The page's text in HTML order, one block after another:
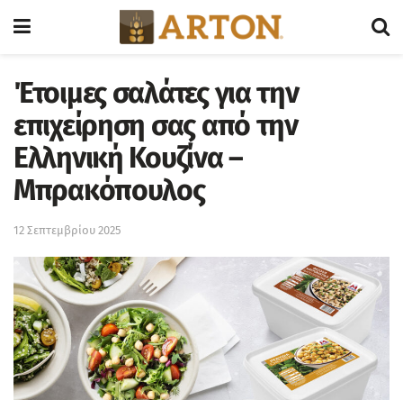
Έτοιμες σαλάτες για την
επιχείρηση σας από την
Ελληνική Κουζίνα –
Μπρακόπουλος
12 Σεπτεμβρίου 2025